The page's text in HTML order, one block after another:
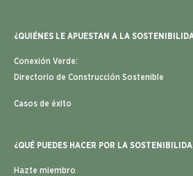
¿QUIÉNES LE APUESTAN A LA
Conexión Verde:
Directorio de Construcción Sostenible
Casos de éxito
¿QUÉ PUEDES HACER POR LA
Hazte miembro